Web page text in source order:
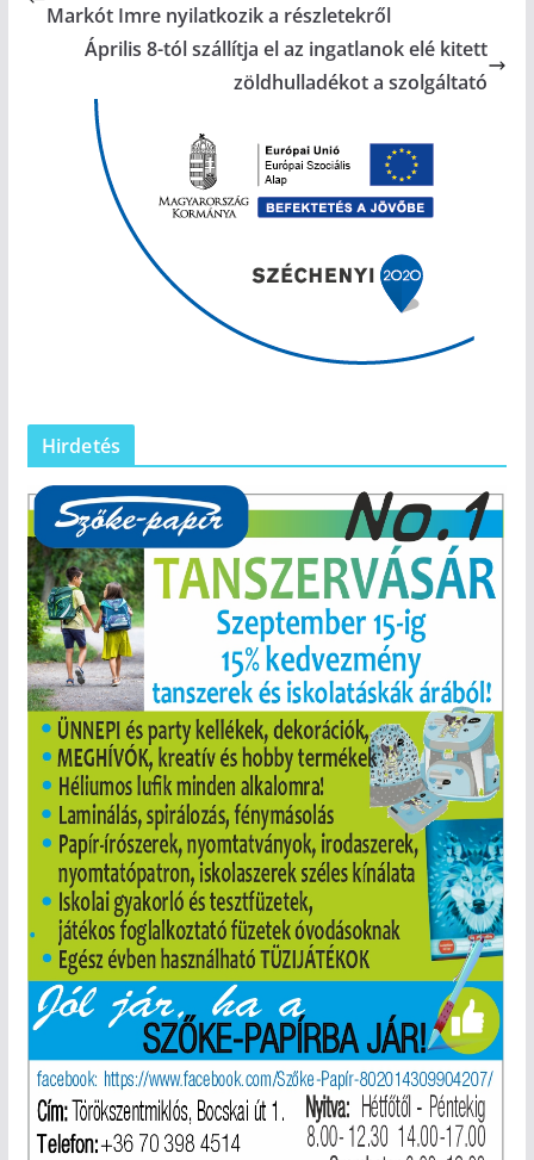
Markót Imre nyilatkozik a részletekről
Április 8-tól szállítja el az ingatlanok elé kitett
zöldhulladékot a szolgáltató
Hirdetés